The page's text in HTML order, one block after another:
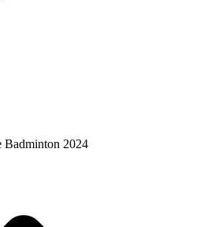
2024